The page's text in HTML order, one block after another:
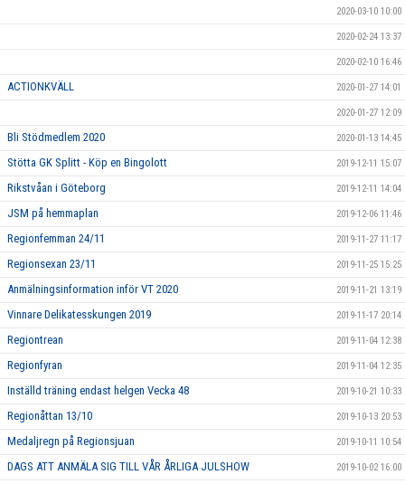
2020-03-10 10:00
2020-02-24 13:37
2020-02-10 16:46
ACTIONKVÄLL 2020-01-27 14:01
2020-01-27 12:09
Bli Stödmedlem 2020 2020-01-13 14:45
Stötta GK Splitt - Köp en Bingolott 2019-12-11 15:07
Rikstvåan i Göteborg 2019-12-11 14:04
JSM på hemmaplan 2019-12-06 11:46
Regionfemman 24/11 2019-11-27 11:17
Regionsexan 23/11 2019-11-25 15:25
Anmälningsinformation inför VT 2020 2019-11-21 13:19
Vinnare Delikatesskungen 2019 2019-11-17 20:14
Regiontrean 2019-11-04 12:38
Regionfyran 2019-11-04 12:35
Inställd träning endast helgen Vecka 48 2019-10-21 10:33
Regionåttan 13/10 2019-10-13 20:53
Medaljregn på Regionsjuan 2019-10-11 10:54
DAGS ATT ANMÄLA SIG TILL VÅR ÅRLIGA JULSHOW 2019-10-02 16:00